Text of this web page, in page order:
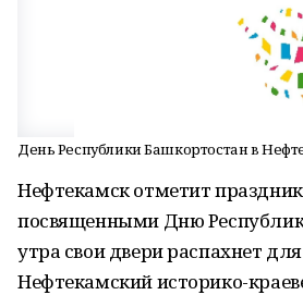
День Республики Башкортостан в
Нефтекамск отметит
посвященными Дню
утра свои двери распахнет
Нефтекамский историко-